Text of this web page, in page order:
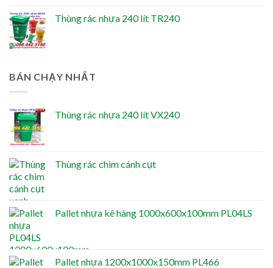
Thùng rác nhựa 240 lít TR240
BÁN CHẠY NHẤT
Thùng rác nhựa 240 lít VX240
Thùng rác chim cánh cụt
Pallet nhựa kê hàng 1000x600x100mm PL04LS
Pallet nhựa 1200x1000x150mm PL466